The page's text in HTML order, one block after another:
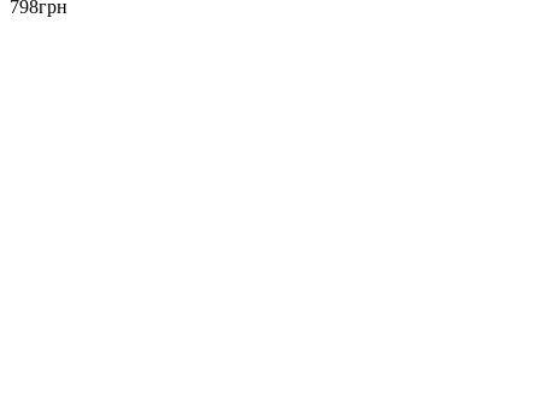
798грн